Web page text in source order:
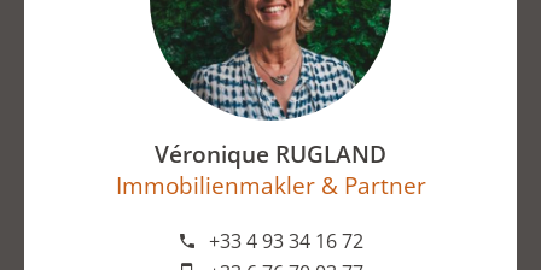
Véronique RUGLAND
Immobilienmakler & Partner
+33 4 93 34 16 72